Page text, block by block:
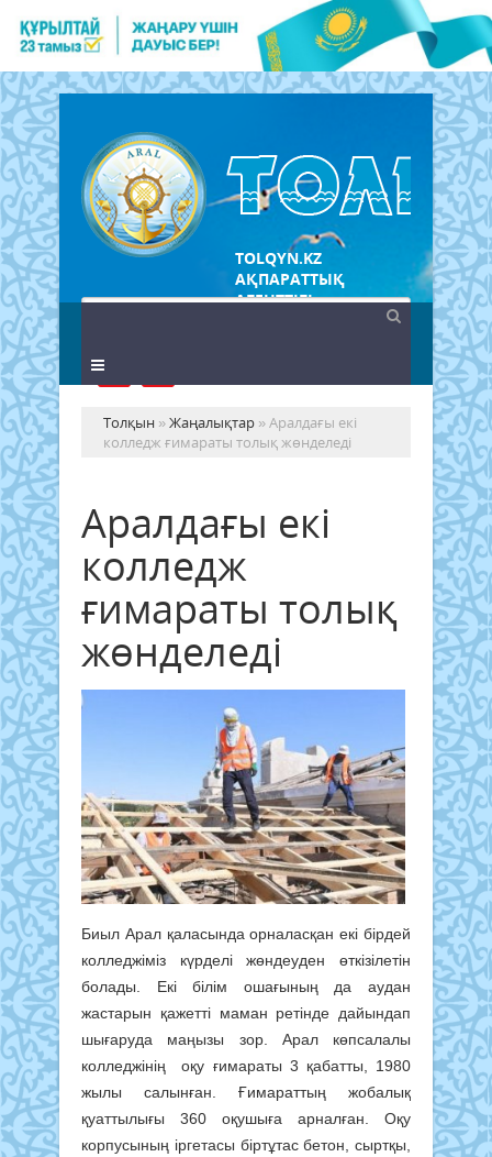
TOLQYN.KZ
АҚПАРАТТЫҚ
АГЕНТТІГІ
Толқын »Жаңалықтар » Аралдағы екі
колледж ғимараты толық жөнделеді
Аралдағы екі
колледж
ғимараты толық
жөнделеді
Биыл Арал қаласында орналасқан екі бірдей
колледжіміз күрделі жөндеуден өткізілетін
болады. Екі білім ошағының да аудан
жастарын қажетті маман ретінде дайындап
шығаруда маңызы зор. Арал көпсалалы
колледжінің оқу ғимараты 3 қабатты, 1980
жылы салынған. Ғимараттың жобалық
қуаттылығы 360 оқушыға арналған. Оқу
корпусының іргетасы біртұтас бетон, сыртқы,